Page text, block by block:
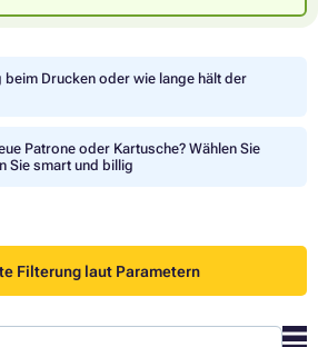
beim Drucken oder wie lange hält der
Patrone oder Kartusche? Wählen Sie
Sie smart und billig
Filterung laut Parametern